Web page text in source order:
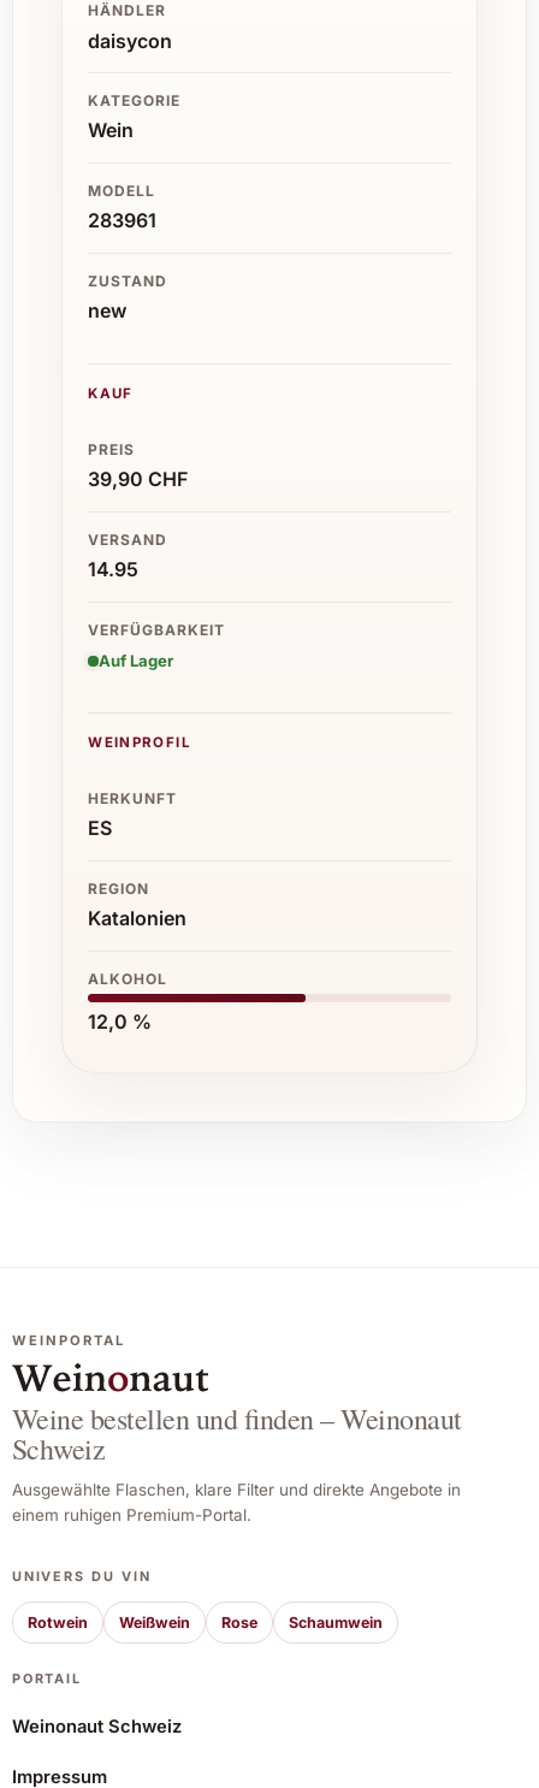
HÄNDLER
daisycon
KATEGORIE
Wein
MODELL
283961
ZUSTAND
new
KAUF
PREIS
39,90 CHF
VERSAND
14.95
VERFÜGBARKEIT
Auf Lager
WEINPROFIL
HERKUNFT
ES
REGION
Katalonien
ALKOHOL
12,0 %
WEINPORTAL
Weine bestellen und finden – Weinonaut
Schweiz
Ausgewählte Flaschen, klare Filter und direkte Angebote in
einem ruhigen Premium-Portal.
UNIVERS DU VIN
Rotwein Weißwein Rose Schaumwein
PORTAIL
Weinonaut Schweiz
Impressum